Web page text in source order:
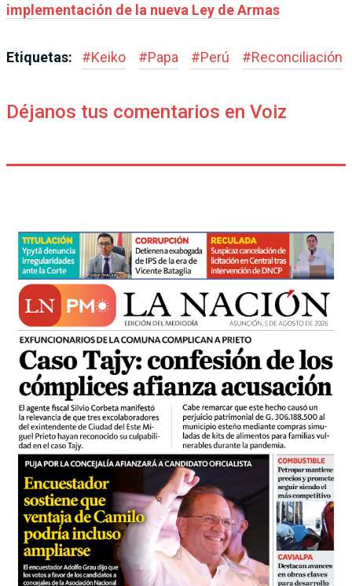
implementación de la nueva Ley de Armas
Etiquetas: #Keiko #Papa #Perú #Reconciliación
Déjanos tus comentarios en Voiz